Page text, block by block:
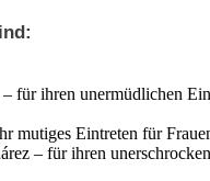
für ihren unermüdlichen
mutiges Eintreten für
– für ihren